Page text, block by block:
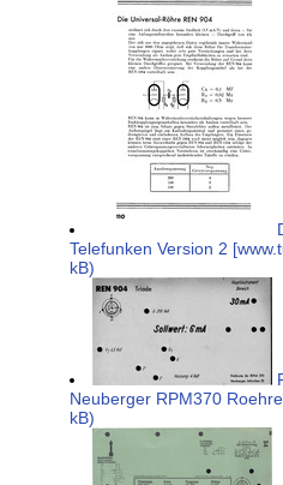
Telefunken Version 2
kB)
Neuberger RPM370
kB)